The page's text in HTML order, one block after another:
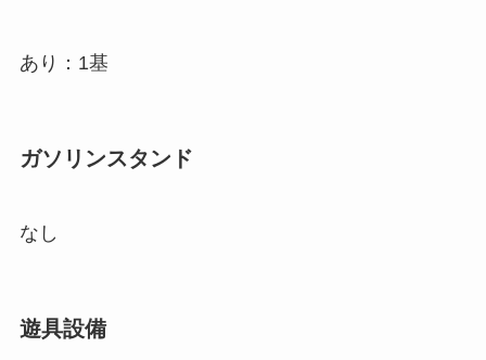
あり：1基
ガソリンスタンド
なし
遊具設備